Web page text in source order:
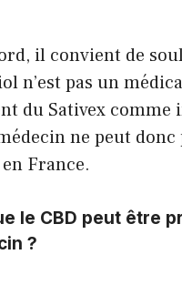
il convient de
n’est pas un
du Sativex comme
ne peut donc
France.
le CBD peut être
?